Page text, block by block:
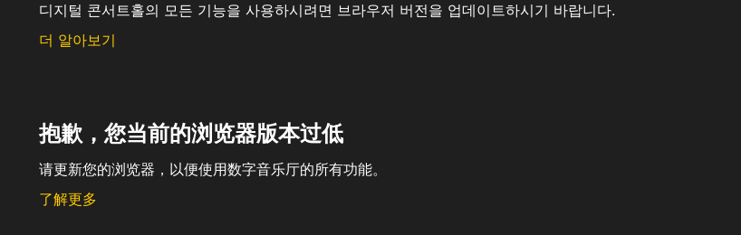
디지털 콘서트홀의 모든 기능을 사용하시려면 브라우저 버전을 업데이트하시기 바랍니다.
더 알아보기
抱歉，您当前的浏览器版本过低
请更新您的浏览器，以便使用数字音乐厅的所有功能。
了解更多